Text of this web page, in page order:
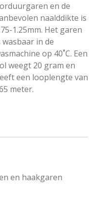
en de
naalddikte is
1.25mm. Het garen
wasbaar in de
op 40˚C. Een
weegt 20 gram en
een looplengte van
meter.
en haakgaren